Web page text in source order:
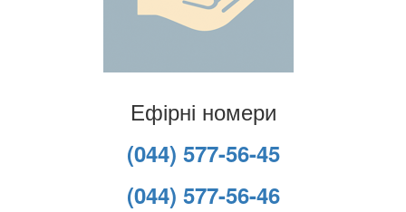
Ефірні номери
(044) 577-56-45
(044) 577-56-46